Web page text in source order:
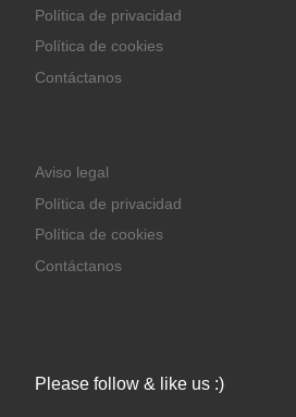
Política de privacidad
Política de cookies
Contáctanos
Aviso legal
Política de privacidad
Política de cookies
Contáctanos
Please follow & like us :)